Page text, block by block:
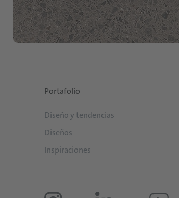
Portafolio
Diseño y tendencias
Diseños
Inspiraciones